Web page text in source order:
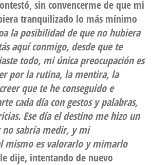
sin convencerme de que mi
tranquilizado lo más mínimo
la posibilidad de que no hubiera
aquí conmigo, desde que te
todo, mi única preocupación es
por la rutina, la mentira, la
que te he conseguido e
cada día con gestos y palabras,
Ese día el destino me hizo un
sabría medir, y mi
mismo es valorarlo y mimarlo
dije, intentando de nuevo